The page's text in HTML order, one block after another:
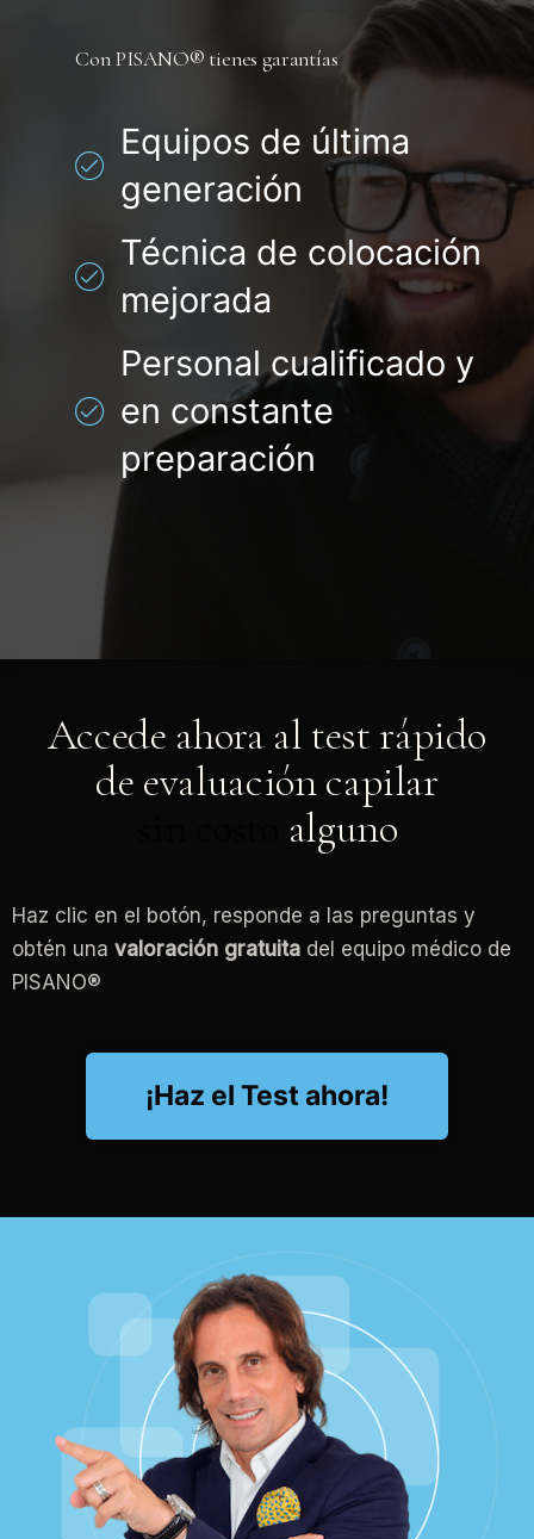
Con PISANO® tienes garantías
Equipos de última
generación
Técnica de colocación
mejorada
Personal cualificado y
en constante
preparación
Accede ahora al test rápido
de evaluación capilar
alguno
Haz clic en el botón, responde a las preguntas y
obtén una valoración gratuita del equipo médico de
PISANO®
¡Haz el Test ahora!